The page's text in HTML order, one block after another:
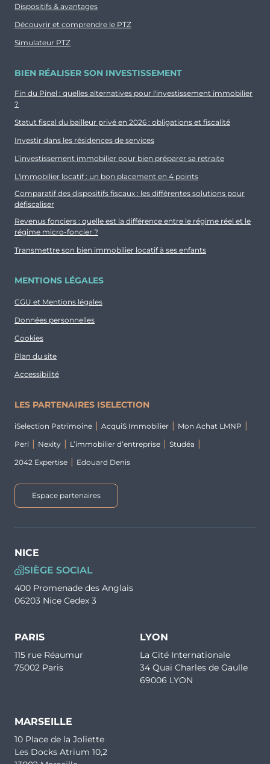
Dispositifs & avantages
Découvrir et comprendre le PTZ
Simulateur PTZ
BIEN RÉALISER SON INVESTISSEMENT
Fin du Pinel : quelles alternatives pour l'investissement immobilier
?
Statut fiscal du bailleur privé en 2026 : obligations et fiscalité
Investir dans les résidences de services
L’investissement immobilier pour bien préparer sa retraite
L'immobilier locatif : un bon placement en 4 points
Comparatif des dispositifs fiscaux : les différentes solutions pour
défiscaliser
Revenus fonciers : quelle est la différence entre le régime réel et le
régime micro-foncier ?
Transmettre son bien immobilier locatif à ses enfants
MENTIONS LÉGALES
CGU et Mentions légales
Données personnelles
Cookies
Plan du site
Accessibilité
LES PARTENAIRES ISELECTION
iSelection Patrimoine AcquiS Immobilier
Mon Achat LMNP
Perl
Nexity L’immobilier d’entreprise
Studéa
2042 Expertise
Edouard Denis
Espace partenaires
NICE
SIÈGE SOCIAL
400 Promenade des Anglais
06203 Nice Cedex 3
PARIS
115 rue Réaumur
75002 Paris
LYON
La Cité Internationale
34 Quai Charles de Gaulle
69006 LYON
MARSEILLE
10 Place de la Joliette
Les Docks Atrium 10,2